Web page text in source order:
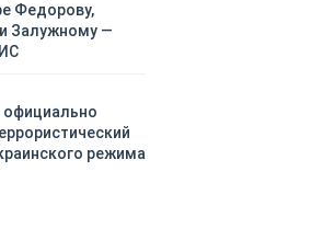
Федорову,
Залужному —
официально
режима